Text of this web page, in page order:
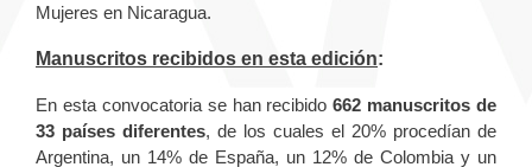
Mujeres en Nicaragua.
Manuscritos recibidos en esta edición:
En esta convocatoria se han recibido662 manuscritos de
33 países diferentes, de los cuales el 20% procedían de
Argentina, un 14% de España, un 12% de Colombia y un